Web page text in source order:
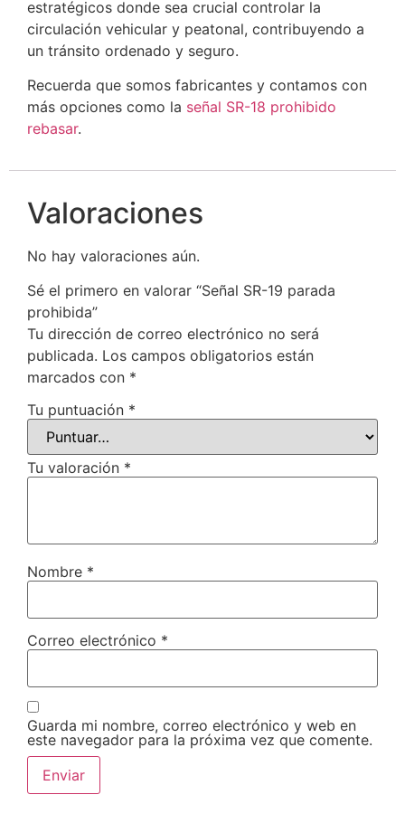
estratégicos donde sea crucial controlar la
circulación vehicular y peatonal, contribuyendo a
un tránsito ordenado y seguro.
Recuerda que somos fabricantes y contamos con
más opciones como la señal SR-18 prohibido
rebasar.
Valoraciones
No hay valoraciones aún.
Sé el primero en valorar “Señal SR-19 parada
prohibida”
Tu dirección de correo electrónico no será
publicada. Los campos obligatorios están
marcados con *
Tu puntuación *
Tu valoración *
Nombre *
Correo electrónico *
Guarda mi nombre, correo electrónico y web en
este navegador para la próxima vez que comente.